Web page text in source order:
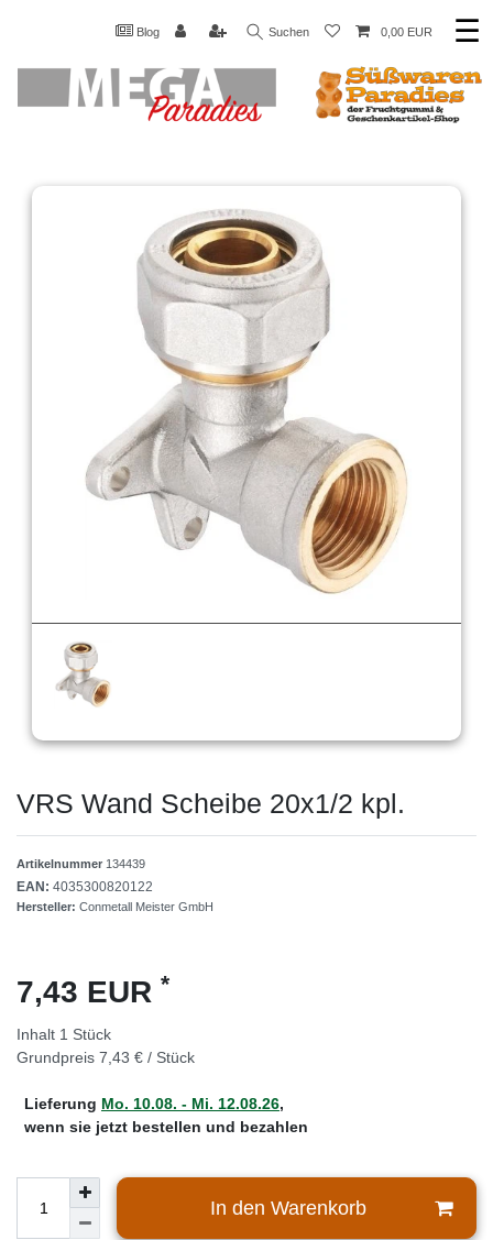
Blog Suchen 0,00 EUR ☰
VRS Wand Scheibe 20x1/2 kpl.
Artikelnummer 134439
EAN: 4035300820122
Hersteller: Conmetall Meister GmbH
7,43 EUR *
Inhalt 1 Stück
Grundpreis 7,43 € / Stück
Lieferung Mo. 10.08. - Mi. 12.08.26,
wenn sie jetzt bestellen und bezahlen
In den Warenkorb